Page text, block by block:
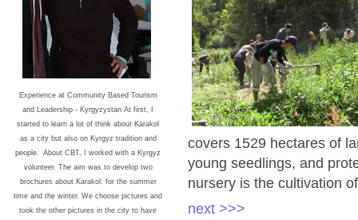
Experience at Community Based Tourism
and Leadership - Kyrgyzystan At first, I
started to learn a lot of think about Karakol
as a city but also on Kyrgyz tradition and
people. About CBT, I worked with a Kyrgyz
volunteer. The aim was to develop two
brochures about Karakol: for the summer
time and the winter. We choose pictures and
took the other pictures in the city to have
covers 1529 hectares of
young seedlings, and
nursery is the cultivation
next >>>